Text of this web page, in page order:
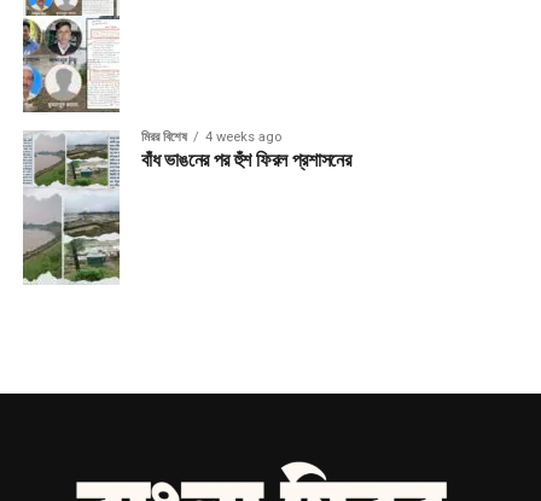
মিরর বিশেষ 4 weeks ago
বাঁধ ভাঙনের পর হুঁশ ফিরল প্রশাসনের